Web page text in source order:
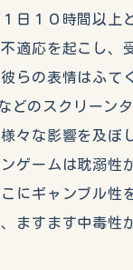
日１０時間以上
適応を起こし、
らの表情はふて
どのスクリーン
々な影響を及ぼ
ゲームは耽溺性
にギャンブル性
ますます中毒性